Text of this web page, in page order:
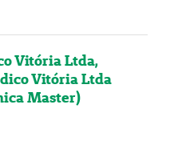
Vitória Ltda,
Vitória Ltda
Master)